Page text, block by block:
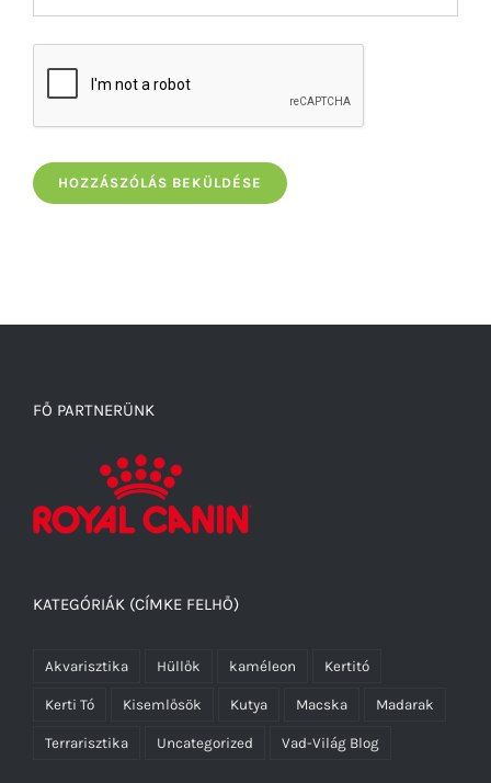
FŐ PARTNERÜNK
KATEGÓRIÁK (CÍMKE FELHŐ)
Akvarisztika Hüllők kaméleon Kertitó
Kerti Tó Kisemlősök Kutya Macska Madarak
Terrarisztika Uncategorized Vad-Világ Blog